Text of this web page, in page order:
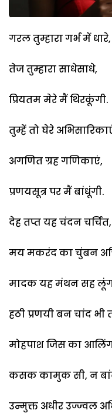
गरल तुम्हारा गर्भ में धारे,
तेज तुम्हारा साधेसाधे,
प्रियतम मेरे मैं थिरकूंगी.
तुम्हें तो घेरे
अगणित ग्रह गणिकाएं,
प्रणयसूत्र पर मैं बांधूंगी.
देह तप्त यह चंदन चर्चित,
मय मकरंद का चुंबन
मादक यह मंथन सह
हठी प्रणयी बन चांद भी
मोहपाश जिस का
कसक कामुक सी, न
उन्मुक्त अधीर उज्ज्वल